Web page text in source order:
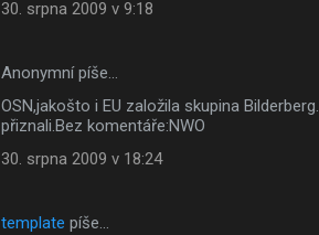
30. srpna 2009 v 9:18
Anonymní píše…
OSN,jakošto i EU založila skupina
přiznali.Bez komentáře:NWO
30. srpna 2009 v 18:24
template píše…